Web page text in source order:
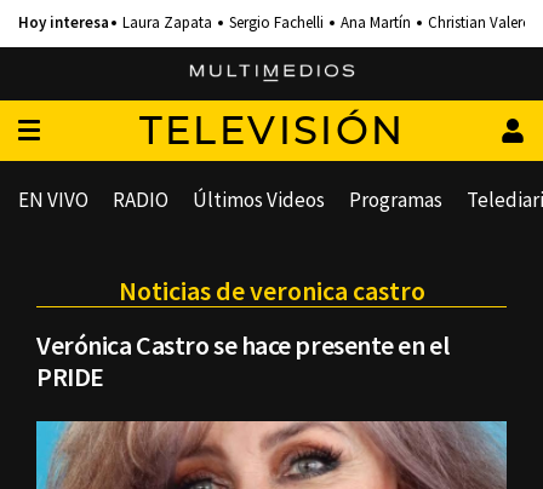
Laura Zapata Sergio Fachelli Ana Martín Christian Valero
TELEVISIÓN
EN VIVO RADIO Últimos Videos Programas
Noticias de veronica castro
Verónica Castro se hace presente en el
PRIDE